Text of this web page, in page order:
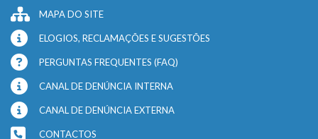
MAPA DO SITE
ELOGIOS, RECLAMAÇÕES E SUGESTÕES
PERGUNTAS FREQUENTES (FAQ)
CANAL DE DENÚNCIA INTERNA
CANAL DE DENÚNCIA EXTERNA
CONTACTOS